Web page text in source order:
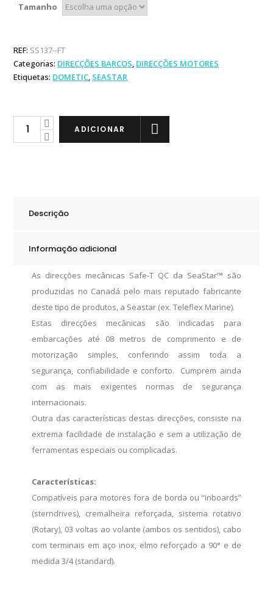
Tamanho
REF: SS137--FT
Categorias: DIRECÇÕES BARCOS, DIRECÇÕES MOTORES
Etiquetas: DOMETIC, SEASTAR
Seastar
quantity
ADICIONAR
Descrição
Informação adicional
As direcções mecânicas Safe-T QC da SeaStar™ são
produzidas no Canadá pelo mais reputado fabricante
deste tipo de produtos, a Seastar (ex. Teleflex Marine).
Estas direcções mecânicas são indicadas para
embarcações até 08 metros de comprimento e de
motorização simples, conferindo assim toda a
segurança, confiabilidade e conforto. Cumprem ainda
com as mais exigentes normas de segurança
internacionais.
Outra das características destas direcções, consiste na
extrema facilidade de instalação e sem a utilização de
ferramentas especiais ou complicadas.
Características:
Compatíveis para motores fora de borda ou “inboards”
(sterndrives), cremalheira reforçada, sistema rotativo
(Rotary), 03 voltas ao volante (ambos os sentidos), cabo
com terminais em aço inox, elmo reforçado a 90° e de
medida 3/4 (standard).